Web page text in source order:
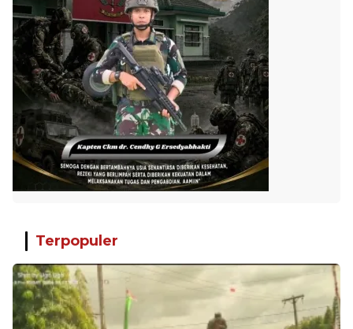
Terpopuler